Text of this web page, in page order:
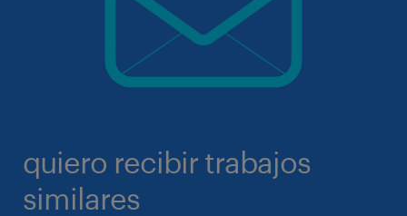
quiero recibir trabajos
similares